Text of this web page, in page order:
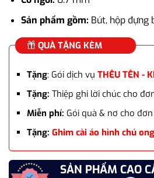
Sản phẩm gồm: Bút, hộp đựng
QUÀ TẶNG KÈM
Tặng: Gói dịch vụ THÊU TÊN -
Tặng: Thiệp ghi lời chúc cho
Miễn phí: Gói quà & nơ cho
Tặng: Ghim cài áo hình chú ong
SẢN PHẨM CAO